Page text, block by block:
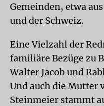
Gemeinden, etwa
und der Schweiz.
Eine Vielzahl der
familiäre Bezüge zu
Walter Jacob und
Und auch die Mutter
Steinmeier stammt